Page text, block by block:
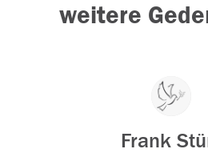
weitere
Frank